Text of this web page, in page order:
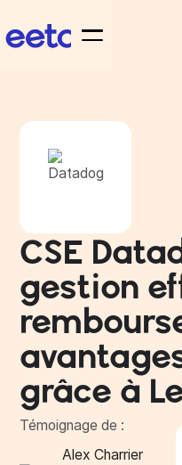
CSE
gestion
grâce à
Témoignage de :
Alex Charrier